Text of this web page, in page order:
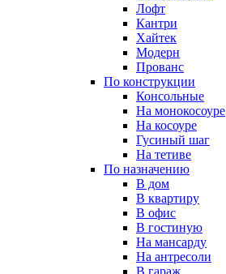
Лофт
Кантри
Хайтек
Модерн
Прованс
По конструкции
Консольные
На монокосоуре
На косоуре
Гусиный шаг
На тетиве
По назначению
В дом
В квартиру
В офис
В гостиную
На мансарду
На антресоли
В гараж